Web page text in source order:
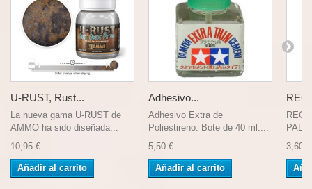
U-RUST, Rust...
La nueva gama U-RUST de
AMMO ha sido diseñada...
10,95 €
Añadir al carrito
Adhesivo...
Adhesivo Extra de
Poliestireno. Bote de 40 ml....
5,50 €
Añadir al carrito
3,60 €